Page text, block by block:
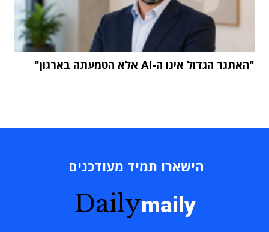
"האתגר הגדול אינו ה-AI אלא הטמעתה בארגון"
הישארו תמיד מעודכנים
Dailymaily